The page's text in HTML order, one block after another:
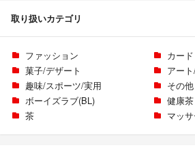
取り扱いカテゴリ
ファッション
カード
菓子/デザート
アー
趣味/スポーツ/実用
その他
ボーイズラブ(BL)
健康茶
茶
マッ